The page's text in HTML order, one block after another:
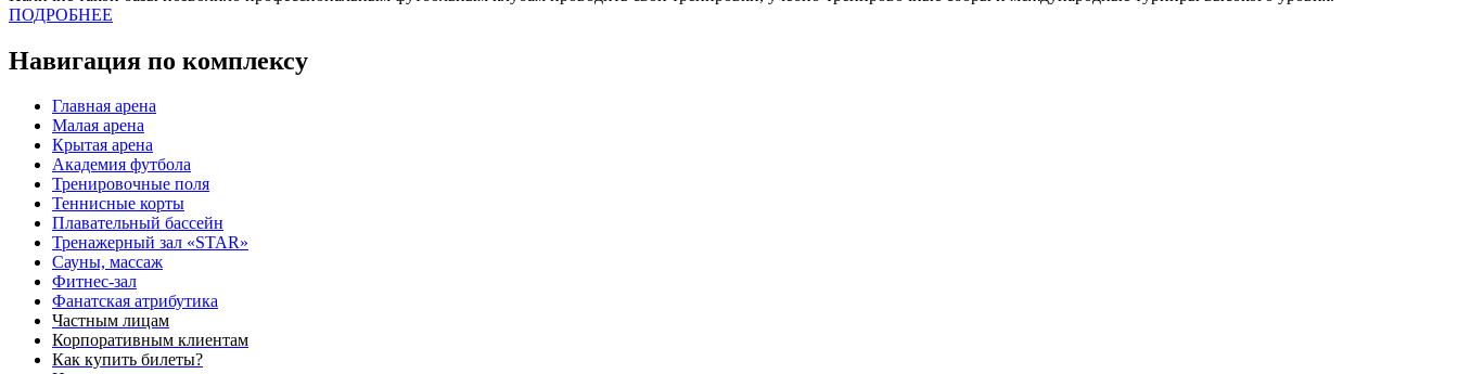
ПОДРОБНЕЕ
Навигация по комплексу
Главная арена
Малая арена
Крытая арена
Академия футбола
Тренировочные поля
Теннисные корты
Плавательный бассейн
Тренажерный зал «STAR»
Сауны, массаж
Фитнес-зал
Фанатская атрибутика
Частным лицам
Корпоративным клиентам
Как купить билеты?